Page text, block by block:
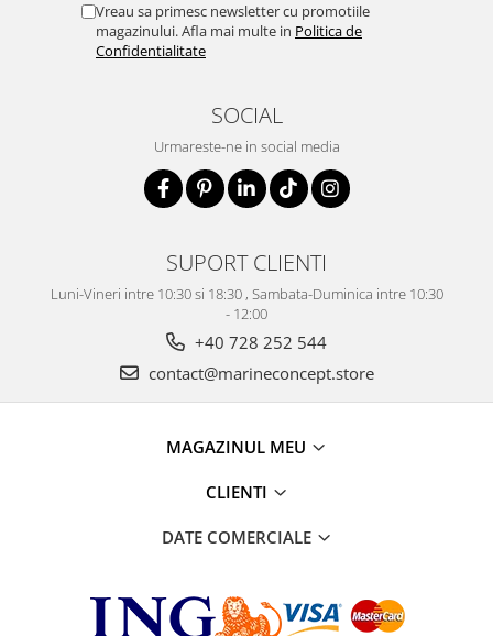
Vreau sa primesc newsletter cu promotiile
magazinului. Afla mai multe in Politica de
Confidentialitate
SOCIAL
Urmareste-ne in social media
SUPORT CLIENTI
Luni-Vineri intre 10:30 si 18:30 , Sambata-Duminica intre 10:30
- 12:00
+40 728 252 544
contact@marineconcept.store
MAGAZINUL MEU
CLIENTI
DATE COMERCIALE